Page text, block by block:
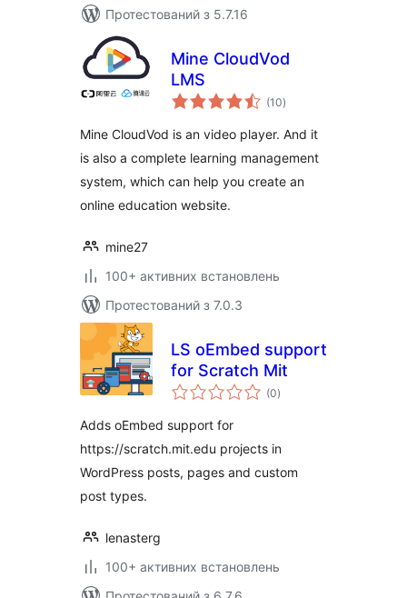
Протестований з 5.7.16
Mine CloudVod
LMS
(10загальний
рейтинг
)
Mine CloudVod is an video player. And it
is also a complete learning management
system, which can help you create an
online education website.
mine27
100+ активних встановлень
Протестований з 7.0.3
LS oEmbed support
for Scratch Mit
(0загальний
рейтинг
)
Adds oEmbed support for
https://scratch.mit.edu projects in
WordPress posts, pages and custom
post types.
lenasterg
100+ активних встановлень